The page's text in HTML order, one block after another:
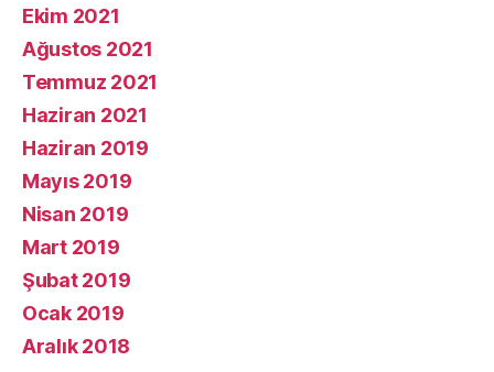
Ekim 2021
Ağustos 2021
Temmuz 2021
Haziran 2021
Haziran 2019
Mayıs 2019
Nisan 2019
Mart 2019
Şubat 2019
Ocak 2019
Aralık 2018